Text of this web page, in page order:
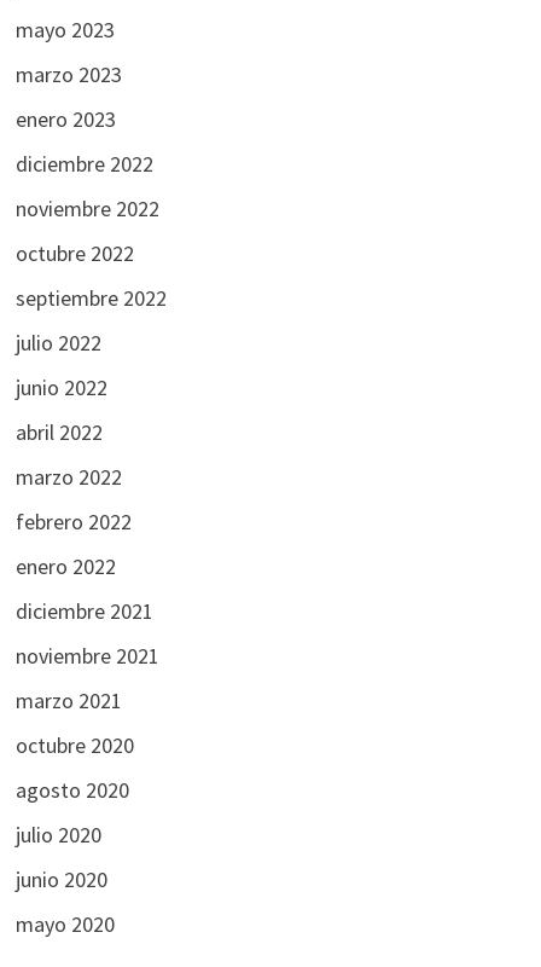
mayo 2023
marzo 2023
enero 2023
diciembre 2022
noviembre 2022
octubre 2022
septiembre 2022
julio 2022
junio 2022
abril 2022
marzo 2022
febrero 2022
enero 2022
diciembre 2021
noviembre 2021
marzo 2021
octubre 2020
agosto 2020
julio 2020
junio 2020
mayo 2020